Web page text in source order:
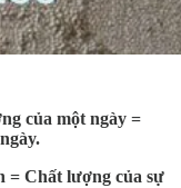
của một ngày =
= Chất lượng của sự